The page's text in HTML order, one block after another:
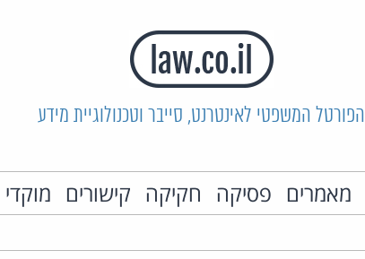
הפורטל המשפטי לאינטרנט, סייבר וטכנולוגיית מידע
מאמרים פסיקה חקיקה קישורים